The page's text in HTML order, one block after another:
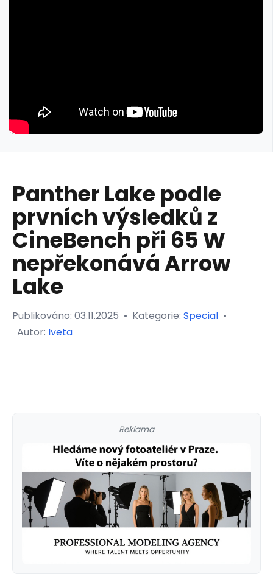
Panther Lake podle
prvních výsledků z
CineBench při 65 W
nepřekonává Arrow
Lake
Publikováno: 03.11.2025 • Kategorie: Special •
Autor: Iveta
Reklama